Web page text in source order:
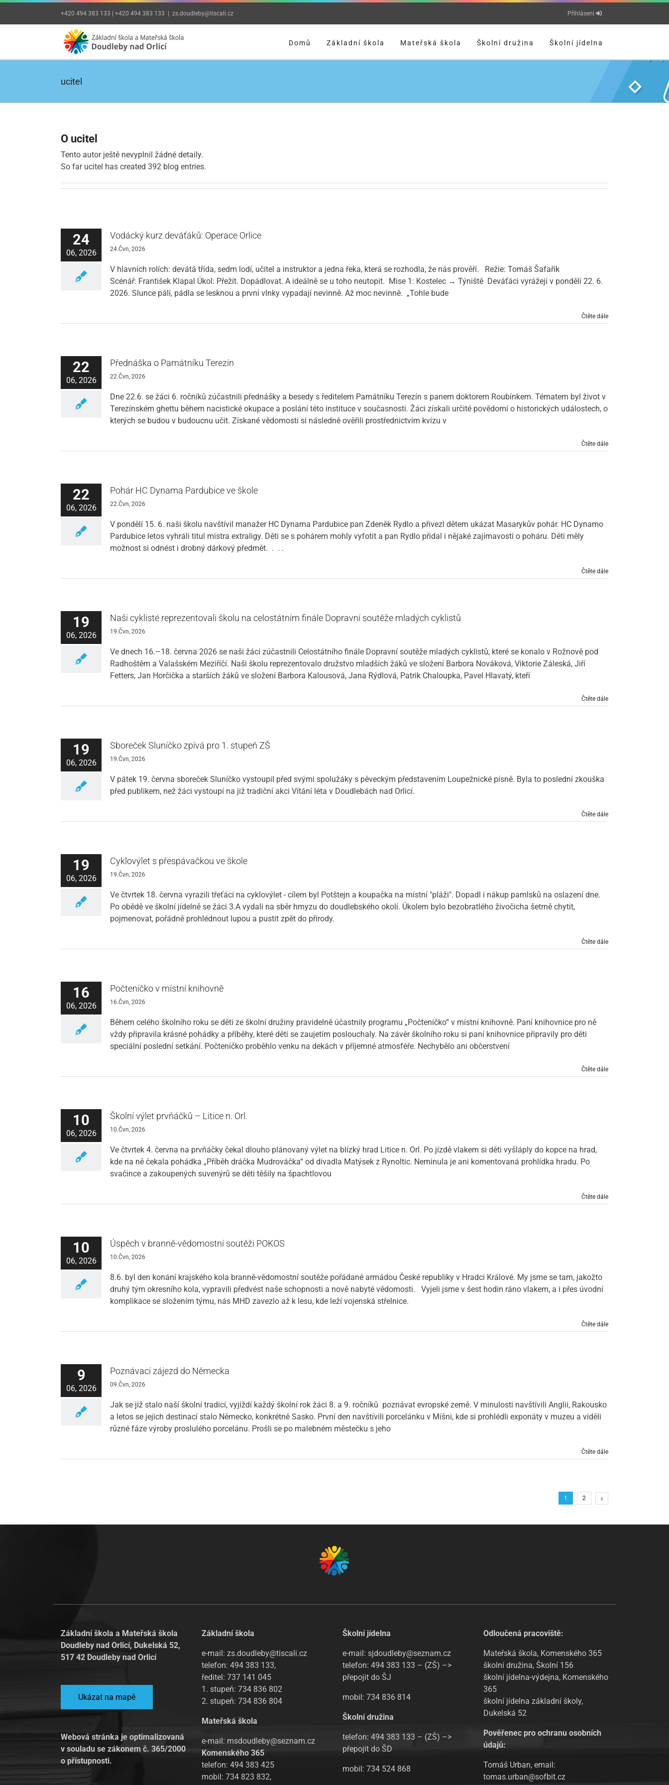
Přeskočit
+420 494 383 133 | +420 494 383 133 zs.doudleby@tiscali.cz Přihláseni
Domů Základní škola Mateřská škola Školní družina Školní jídelna
ucitel
O ucitel
Tento autor ještě nevyplnil žádné detaily.
So far ucitel has created 392 blog entries.
24
06, 2026
Vodácký kurz deváťáků: Operace Orlice
24.Čvn, 2026
V hlavních rolích: devátá třída, sedm lodí, učitel a instruktor a jedna řeka, která se rozhodla, že nás prověří. Režie: Tomáš Šafařík
Scénář: František Klapal Úkol: Přežít. Dopádlovat. A ideálně se u toho neutopit. Mise 1: Kostelec → Týniště Deváťáci vyrážejí v pondělí 22. 6.
2026. Slunce pálí, pádla se lesknou a první vlnky vypadají nevinně. Až moc nevinně. „Tohle bude
Čtěte dále
22
06, 2026
Přednáška o Památníku Terezín
22.Čvn, 2026
Dne 22.6. se žáci 6. ročníků zúčastnili přednášky a besedy s ředitelem Památníku Terezín s panem doktorem Roubínkem. Tématem byl život v
Terezínském ghettu během nacistické okupace a poslání této instituce v současnosti. Žáci získali určité povědomí o historických událostech, o
kterých se budou v budoucnu učit. Získané vědomosti si následně ověřili prostřednictvím kvízu v
Čtěte dále
22
06, 2026
Pohár HC Dynama Pardubice ve škole
22.Čvn, 2026
V pondělí 15. 6. naši školu navštívil manažer HC Dynama Pardubice pan Zdeněk Rydlo a přivezl dětem ukázat Masarykův pohár. HC Dynamo
Pardubice letos vyhráli titul mistra extraligy. Děti se s pohárem mohly vyfotit a pan Rydlo přidal i nějaké zajímavosti o poháru. Děti měly
možnost si odnést i drobný dárkový předmět. . . .
Čtěte dále
19
06, 2026
Naši cyklisté reprezentovali školu na celostátním finále Dopravní soutěže mladých cyklistů
19.Čvn, 2026
Ve dnech 16.–18. června 2026 se naši žáci zúčastnili Celostátního finále Dopravní soutěže mladých cyklistů, které se konalo v Rožnově pod
Radhoštěm a Valašském Meziříčí. Naši školu reprezentovalo družstvo mladších žáků ve složení Barbora Nováková, Viktorie Záleská, Jiří
Fetters, Jan Horčička a starších žáků ve složení Barbora Kalousová, Jana Rýdlová, Patrik Chaloupka, Pavel Hlavatý, kteří
Čtěte dále
19
06, 2026
Sboreček Sluníčko zpívá pro 1. stupeň ZŠ
19.Čvn, 2026
V pátek 19. června sboreček Sluníčko vystoupil před svými spolužáky s pěveckým představením Loupežnické písně. Byla to poslední zkouška
před publikem, než žáci vystoupí na již tradiční akci Vítání léta v Doudlebách nad Orlicí.
Čtěte dále
19
06, 2026
Cyklovýlet s přespávačkou ve škole
19.Čvn, 2026
Ve čtvrtek 18. června vyrazili třeťáci na cyklovýlet - cílem byl Potštejn a koupačka na místní "pláži". Dopadl i nákup pamlsků na oslazení dne.
Po obědě ve školní jídelně se žáci 3.A vydali na sběr hmyzu do doudlebského okolí. Úkolem bylo bezobratlého živočicha šetrně chytit,
pojmenovat, pořádně prohlédnout lupou a pustit zpět do přírody.
Čtěte dále
16
06, 2026
Počteníčko v místní knihovně
16.Čvn, 2026
Během celého školního roku se děti ze školní družiny pravidelně účastnily programu „Počteníčko“ v místní knihovně. Paní knihovnice pro ně
vždy připravila krásné pohádky a příběhy, které děti se zaujetím poslouchaly. Na závěr školního roku si paní knihovnice připravily pro děti
speciální poslední setkání. Počteníčko proběhlo venku na dekách v příjemné atmosféře. Nechybělo ani občerstvení
Čtěte dále
10
06, 2026
Školní výlet prvňáčků – Litice n. Orl.
10.Čvn, 2026
Ve čtvrtek 4. června na prvňáčky čekal dlouho plánovaný výlet na blízký hrad Litice n. Orl. Po jízdě vlakem si děti vyšláply do kopce na hrad,
kde na ně čekala pohádka „Příběh dráčka Mudrováčka“ od divadla Matýsek z Rynoltic. Neminula je ani komentovaná prohlídka hradu. Po
svačince a zakoupených suvenýrů se děti těšily na špachtlovou
Čtěte dále
10
06, 2026
Úspěch v branně-vědomostní soutěži POKOS
10.Čvn, 2026
8.6. byl den konání krajského kola branně-vědomostní soutěže pořádané armádou České republiky v Hradci Králové. My jsme se tam, jakožto
druhý tým okresního kola, vypravili předvést naše schopnosti a nově nabyté vědomosti. Vyjeli jsme v šest hodin ráno vlakem, a i přes úvodní
komplikace se složením týmu, nás MHD zavezlo až k lesu, kde leží vojenská střelnice.
Čtěte dále
9
06, 2026
Poznávací zájezd do Německa
09.Čvn, 2026
Jak se již stalo naší školní tradicí, vyjíždí každý školní rok žáci 8. a 9. ročníků poznávat evropské země. V minulosti navštívili Anglii, Rakousko
a letos se jejich destinací stalo Německo, konkrétně Sasko. První den navštívili porcelánku v Míšni, kde si prohlédli exponáty v muzeu a viděli
různé fáze výroby proslulého porcelánu. Prošli se po malebném městečku s jeho
Čtěte dále
1 2
Základní škola a Mateřská škola
Doudleby nad Orlicí, Dukelská 52,
517 42 Doudleby nad Orlicí
Ukázat na mapě
Webová stránka je optimalizovaná
v souladu se zákonem č. 365/2000
o přístupnosti.
Základní škola
e-mail: zs.doudleby@tiscali.cz
telefon: 494 383 133,
ředitel: 737 141 045
1. stupeň: 734 836 802
2. stupeň: 734 836 804
Mateřská škola
e-mail: msdoudleby@seznam.cz
Komenského 365
telefon: 494 383 425
mobil: 734 823 832,
Školní jídelna
e-mail: sjdoudleby@seznam.cz
telefon: 494 383 133 – (ZŠ) –>
přepojit do ŠJ
mobil: 734 836 814
Školní družina
telefon: 494 383 133 – (ZŠ) –>
přepojit do ŠD
mobil: 734 524 868
Odloučená pracoviště:
Mateřská škola, Komenského 365
školní družina, Školní 156
školní jídelna-výdejna, Komenského
365
školní jídelna základní školy,
Dukelská 52
Pověřenec pro ochranu osobních
údajů:
Tomáš Urban, email:
tomas.urban@sofbit.cz